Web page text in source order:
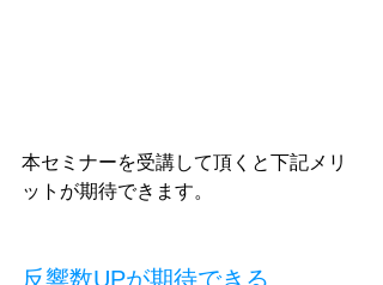
本セミナーを受講して頂くと下記メリ
ットが期待できます。
反響数UPが期待できる